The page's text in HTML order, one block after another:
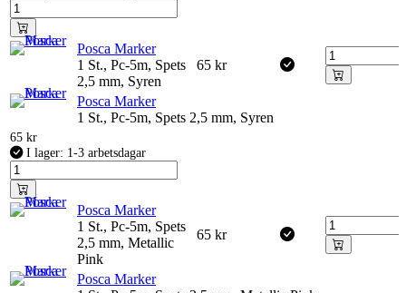
Posca Marker
1 St., Pc-5m, Spets
2,5 mm, Syren
65 kr
Posca Marker
1 St., Pc-5m, Spets 2,5 mm, Syren
65 kr
I lager: 1-3 arbetsdagar
Posca Marker
1 St., Pc-5m, Spets
2,5 mm, Metallic
Pink
65 kr
Posca Marker